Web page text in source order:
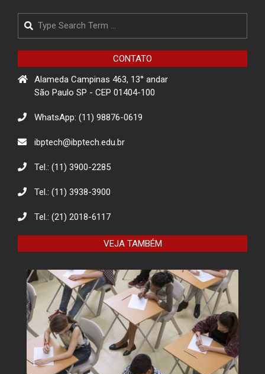
Search
CONTATO
Alameda Campinas 463, 13° andar
São Paulo SP - CEP 01404-100
WhatsApp: (11) 98876-0619
ibptech@ibptech.edu.br
Tel.: (11) 3900-2285
Tel.: (11) 3938-3900
Tel.: (21) 2018-6117
VEJA TAMBÉM